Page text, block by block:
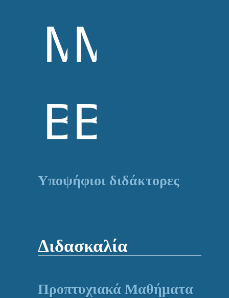
Μορ.
Μορ.
Υποψήφιοι διδάκτορες
Διδασκαλία
Προπτυχιακά Μαθήματα